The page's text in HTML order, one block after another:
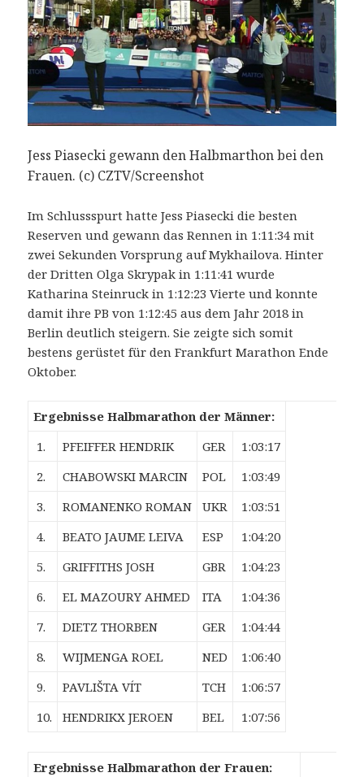
Jess Piasecki gewann den Halbmarthon bei den
Frauen. (c) CZTV/Screenshot
Im Schlussspurt hatte Jess Piasecki die besten
Reserven und gewann das Rennen in 1:11:34 mit
zwei Sekunden Vorsprung auf Mykhailova. Hinter
der Dritten Olga Skrypak in 1:11:41 wurde
Katharina Steinruck in 1:12:23 Vierte und konnte
damit ihre PB von 1:12:45 aus dem Jahr 2018 in
Berlin deutlich steigern. Sie zeigte sich somit
bestens gerüstet für den Frankfurt Marathon Ende
Oktober.
Ergebnisse Halbmarathon der Männer:
1.
PFEIFFER HENDRIK GER
1:03:17
2.
CHABOWSKI MARCIN POL
1:03:49
3.
ROMANENKO ROMAN UKR
1:03:51
4.
BEATO JAUME LEIVA ESP
1:04:20
5.
GRIFFITHS JOSH GBR
1:04:23
6.
EL MAZOURY AHMED ITA
1:04:36
7.
DIETZ THORBEN GER
1:04:44
8.
WIJMENGA ROEL NED
1:06:40
9.
PAVLIŠTA VÍT TCH
1:06:57
10.
HENDRIKX JEROEN BEL 1:07:56
Ergebnisse Halbmarathon der Frauen: